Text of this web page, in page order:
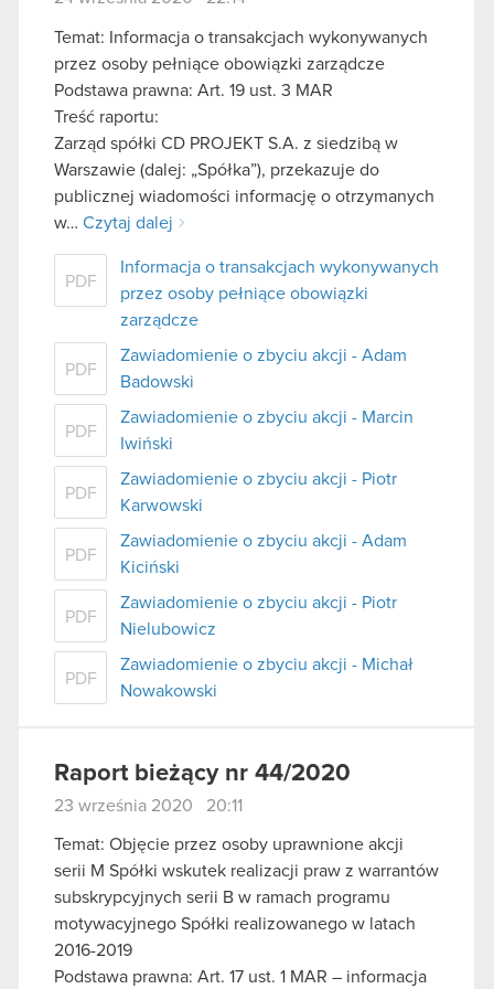
Temat: Informacja o transakcjach wykonywanych
przez osoby pełniące obowiązki zarządcze
Podstawa prawna: Art. 19 ust. 3 MAR
Treść raportu:
Zarząd spółki CD PROJEKT S.A. z siedzibą w
Warszawie (dalej: „Spółka”), przekazuje do
publicznej wiadomości informację o otrzymanych
w… Czytaj dalej
PDF
Informacja o transakcjach wykonywanych
przez osoby pełniące obowiązki
zarządcze
PDF
Zawiadomienie o zbyciu akcji - Adam
Badowski
PDF
Zawiadomienie o zbyciu akcji - Marcin
Iwiński
PDF
Zawiadomienie o zbyciu akcji - Piotr
Karwowski
PDF
Zawiadomienie o zbyciu akcji - Adam
Kiciński
PDF
Zawiadomienie o zbyciu akcji - Piotr
Nielubowicz
PDF
Zawiadomienie o zbyciu akcji - Michał
Nowakowski
Raport bieżący nr 44/2020
23 września 2020 20:11
Temat: Objęcie przez osoby uprawnione akcji
serii M Spółki wskutek realizacji praw z warrantów
subskrypcyjnych serii B w ramach programu
motywacyjnego Spółki realizowanego w latach
2016-2019
Podstawa prawna: Art. 17 ust. 1 MAR – informacja